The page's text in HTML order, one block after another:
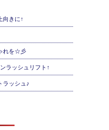
向きに↑
れを☆彡
ラッシュリフト↑
ラッシュ♪